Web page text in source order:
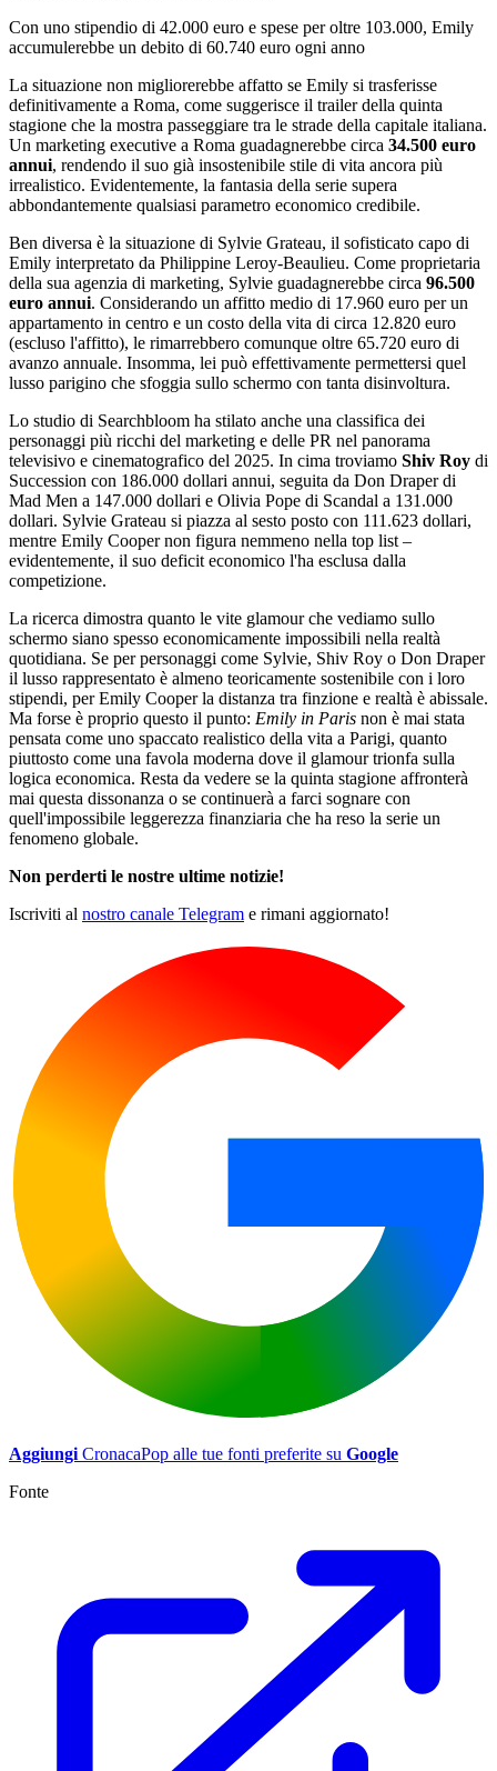
Con uno stipendio di 42.000 euro e spese per oltre 103.000, Emily
accumulerebbe un debito di 60.740 euro ogni anno
La situazione non migliorerebbe affatto se Emily si trasferisse
definitivamente a Roma, come suggerisce il trailer della quinta
stagione che la mostra passeggiare tra le strade della capitale italiana.
Un marketing executive a Roma guadagnerebbe circa 34.500 euro
annui, rendendo il suo già insostenibile stile di vita ancora più
irrealistico. Evidentemente, la fantasia della serie supera
abbondantemente qualsiasi parametro economico credibile.
Ben diversa è la situazione di Sylvie Grateau, il sofisticato capo di
Emily interpretato da Philippine Leroy-Beaulieu. Come proprietaria
della sua agenzia di marketing, Sylvie guadagnerebbe circa 96.500
euro annui. Considerando un affitto medio di 17.960 euro per un
appartamento in centro e un costo della vita di circa 12.820 euro
(escluso l'affitto), le rimarrebbero comunque oltre 65.720 euro di
avanzo annuale. Insomma, lei può effettivamente permettersi quel
lusso parigino che sfoggia sullo schermo con tanta disinvoltura.
Lo studio di Searchbloom ha stilato anche una classifica dei
personaggi più ricchi del marketing e delle PR nel panorama
televisivo e cinematografico del 2025. In cima troviamo Shiv Roy di
Succession con 186.000 dollari annui, seguita da Don Draper di
Mad Men a 147.000 dollari e Olivia Pope di Scandal a 131.000
dollari. Sylvie Grateau si piazza al sesto posto con 111.623 dollari,
mentre Emily Cooper non figura nemmeno nella top list –
evidentemente, il suo deficit economico l'ha esclusa dalla
competizione.
La ricerca dimostra quanto le vite glamour che vediamo sullo
schermo siano spesso economicamente impossibili nella realtà
quotidiana. Se per personaggi come Sylvie, Shiv Roy o Don Draper
il lusso rappresentato è almeno teoricamente sostenibile con i loro
stipendi, per Emily Cooper la distanza tra finzione e realtà è abissale.
Ma forse è proprio questo il punto: Emily in Paris non è mai stata
pensata come uno spaccato realistico della vita a Parigi, quanto
piuttosto come una favola moderna dove il glamour trionfa sulla
logica economica. Resta da vedere se la quinta stagione affronterà
mai questa dissonanza o se continuerà a farci sognare con
quell'impossibile leggerezza finanziaria che ha reso la serie un
fenomeno globale.
Non perderti le nostre ultime notizie!
Iscriviti al nostro canale Telegram e rimani aggiornato!
Aggiungi CronacaPop alle tue fonti preferite su Google
Fonte